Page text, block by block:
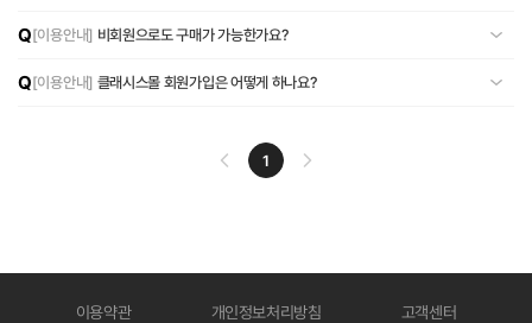
Q[이용안내] 비회원으로도 구매가 가능한가요?
Q[이용안내] 클래시스몰 회원가입은 어떻게 하나요?
1
이용약관 개인정보처리방침 고객센터